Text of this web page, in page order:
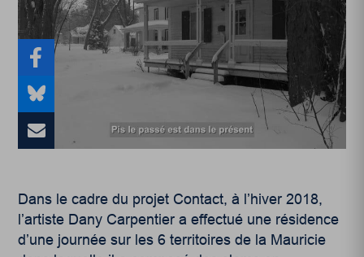
Dans le cadre du projet Contact, à l’hiver 2018,
l’artiste Dany Carpentier a effectué une résidence
d’une journée sur les 6 territoires de la Mauricie